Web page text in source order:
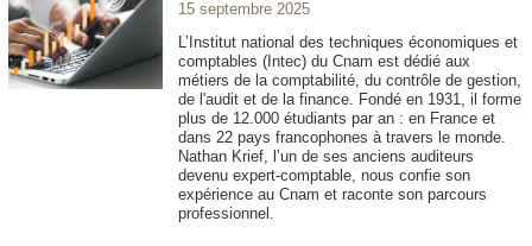
15 septembre 2025
L’Institut national des techniques économiques et
comptables (Intec) du Cnam est dédié aux
métiers de la comptabilité, du contrôle de gestion,
de l'audit et de la finance. Fondé en 1931, il forme
plus de 12.000 étudiants par an : en France et
dans 22 pays francophones à travers le monde.
Nathan Krief, l’un de ses anciens auditeurs
devenu expert-comptable, nous confie son
expérience au Cnam et raconte son parcours
professionnel.